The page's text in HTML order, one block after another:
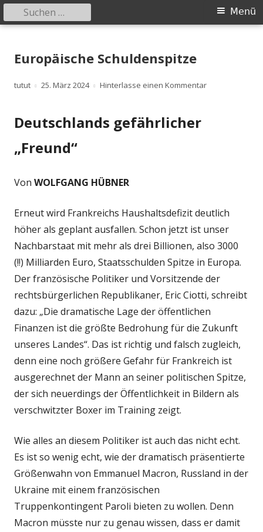
zum
Primäres
Menü
Suchen
nach:
Europäische Schuldenspitze
Autor
tutut
Veröffentlicht
25. März 2024 Hinterlasse einen Kommentarzu
Deutschlands gefährlicher
„Freund“
Von WOLFGANG HÜBNER
Erneut wird Frankreichs Haushaltsdefizit deutlich
höher als geplant ausfallen. Schon jetzt ist unser
Nachbarstaat mit mehr als drei Billionen, also 3000
(!!) Milliarden Euro, Staatsschulden Spitze in Europa.
Der französische Politiker und Vorsitzende der
rechtsbürgerlichen Republikaner, Eric Ciotti, schreibt
dazu: „Die dramatische Lage der öffentlichen
Finanzen ist die größte Bedrohung für die Zukunft
unseres Landes“. Das ist richtig und falsch zugleich,
denn eine noch größere Gefahr für Frankreich ist
ausgerechnet der Mann an seiner politischen Spitze,
der sich neuerdings der Öffentlichkeit in Bildern als
verschwitzter Boxer im Training zeigt.
Wie alles an diesem Politiker ist auch das nicht echt.
Es ist so wenig echt, wie der dramatisch präsentierte
Größenwahn von Emmanuel Macron, Russland in der
Ukraine mit einem französischen
Truppenkontingent Paroli bieten zu wollen. Denn
Macron müsste nur zu genau wissen, dass er damit